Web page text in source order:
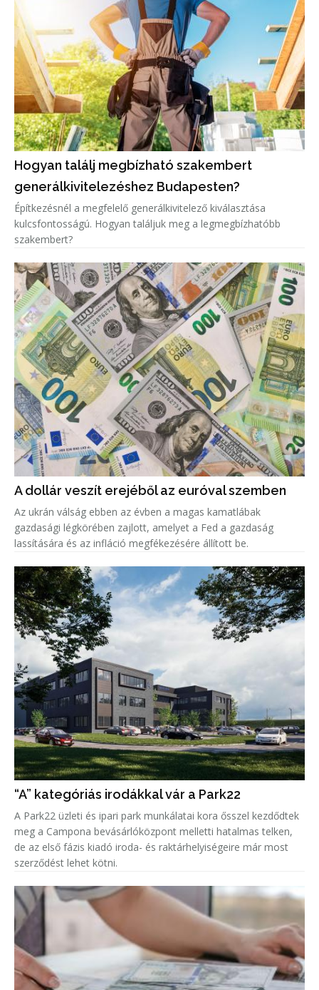
Hogyan találj megbízható szakembert
generálkivitelezéshez Budapesten?
Építkezésnél a megfelelő generálkivitelező kiválasztása
kulcsfontosságú. Hogyan találjuk meg a legmegbízhatóbb
szakembert?
A dollár veszít erejéből az euróval szemben
Az ukrán válság ebben az évben a magas kamatlábak
gazdasági légkörében zajlott, amelyet a Fed a gazdaság
lassítására és az infláció megfékezésére állított be.
“A” kategóriás irodákkal vár a Park22
A Park22 üzleti és ipari park munkálatai kora ősszel kezdődtek
meg a Campona bevásárlóközpont melletti hatalmas telken,
de az első fázis kiadó iroda- és raktárhelyiségeire már most
szerződést lehet kötni.